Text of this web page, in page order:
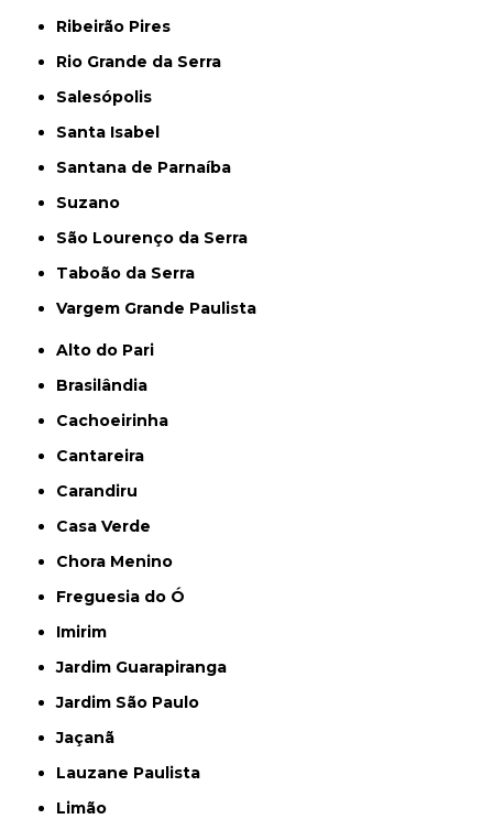
Ribeirão Pires
Rio Grande da Serra
Salesópolis
Santa Isabel
Santana de Parnaíba
Suzano
São Lourenço da Serra
Taboão da Serra
Vargem Grande Paulista
Alto do Pari
Brasilândia
Cachoeirinha
Cantareira
Carandiru
Casa Verde
Chora Menino
Freguesia do Ó
Imirim
Jardim Guarapiranga
Jardim São Paulo
Jaçanã
Lauzane Paulista
Limão